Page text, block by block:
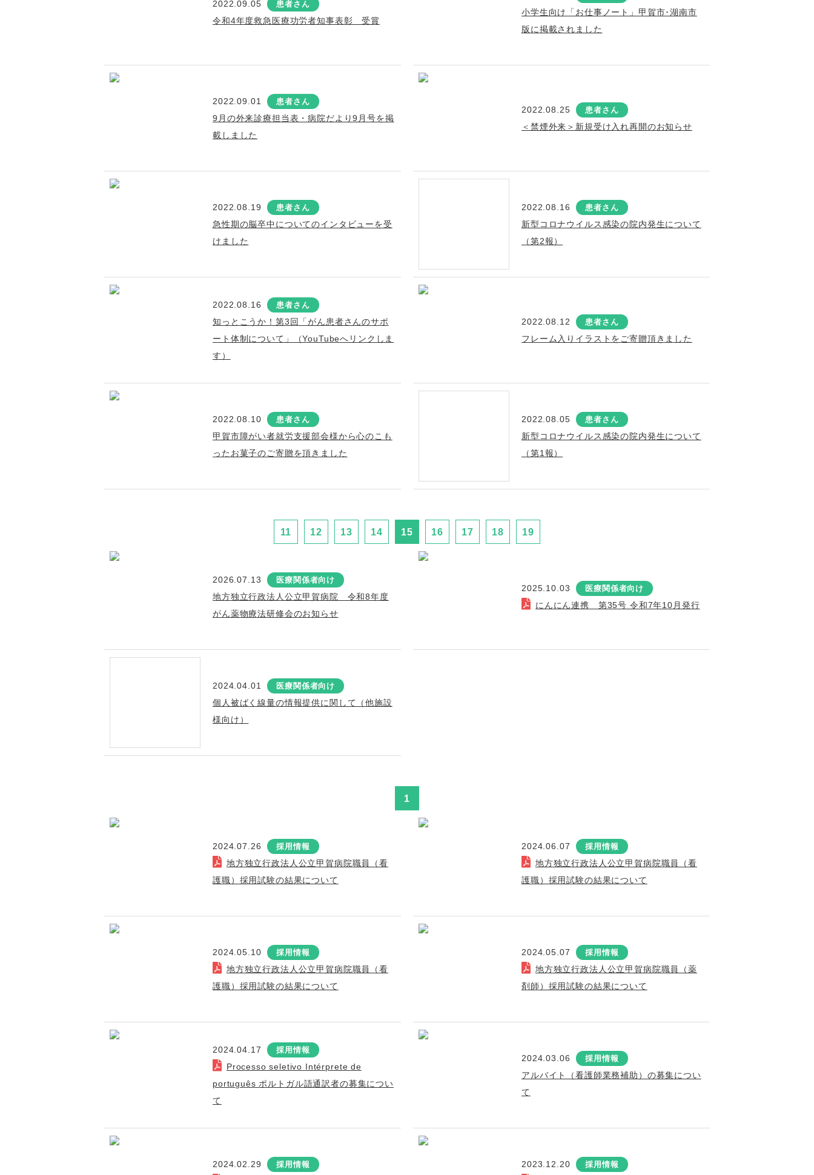
2022.09.05 患者さん
令和4年度救急医療功労者知事表彰 受賞
小学生向け「お仕事ノート」甲賀市･湖南市
版に掲載されました
2022.09.01 患者さん
9月の外来診療担当表・病院だより9月号を掲
載しました
2022.08.25 患者さん
＜禁煙外来＞新規受け入れ再開のお知らせ
2022.08.19 患者さん
急性期の脳卒中についてのインタビューを受
けました
2022.08.16 患者さん
新型コロナウイルス感染の院内発生について
（第2報）
2022.08.16 患者さん
知っとこうか！第3回「がん患者さんのサポ
ート体制について」（YouTubeへリンクしま
す）
2022.08.12 患者さん
フレーム入りイラストをご寄贈頂きました
2022.08.10 患者さん
甲賀市障がい者就労支援部会様から心のこも
ったお菓子のご寄贈を頂きました
2022.08.05 患者さん
新型コロナウイルス感染の院内発生について
（第1報）
11 12 13 14 15 16 17 18 19
2026.07.13 医療関係者向け
地方独立行政法人公立甲賀病院 令和8年度
がん薬物療法研修会のお知らせ
2025.10.03 医療関係者向け
にんにん連携 第35号 令和7年10月発行
2024.04.01 医療関係者向け
個人被ばく線量の情報提供に関して（他施設
様向け）
1
2024.07.26 採用情報
地方独立行政法人公立甲賀病院職員（看
護職）採用試験の結果について
2024.06.07 採用情報
地方独立行政法人公立甲賀病院職員（看
護職）採用試験の結果について
2024.05.10 採用情報
地方独立行政法人公立甲賀病院職員（看
護職）採用試験の結果について
2024.05.07 採用情報
地方独立行政法人公立甲賀病院職員（薬
剤師）採用試験の結果について
2024.04.17 採用情報
Processo seletivo Intérprete de
português ポルトガル語通訳者の募集につい
て
2024.03.06 採用情報
アルバイト（看護師業務補助）の募集につい
て
2024.02.29 採用情報 2023.12.20 採用情報